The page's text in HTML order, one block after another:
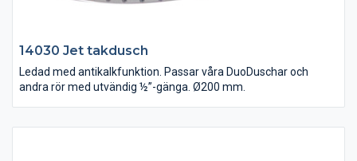
14030 Jet takdusch
Ledad med antikalkfunktion. Passar våra DuoDuschar och
andra rör med utvändig ½”-gänga. Ø200 mm.